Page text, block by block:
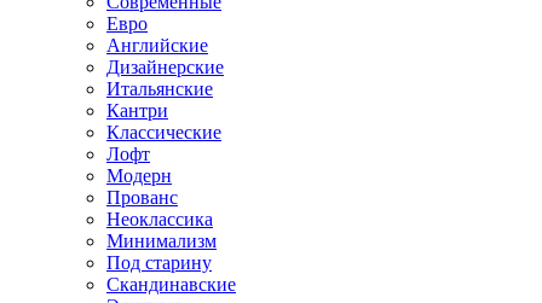
Евро
Английские
Дизайнерские
Итальянские
Кантри
Классические
Лофт
Модерн
Прованс
Неоклассика
Минимализм
Под старину
Скандинавские